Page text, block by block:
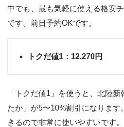
中でも、最も気軽に使える格安
です。前日予約OKです。
トクだ値1：12,270円
「トクだ値1」を使うと、北陸新
たか」が5〜10%割引になりま
きるので非常に使いやすいです。